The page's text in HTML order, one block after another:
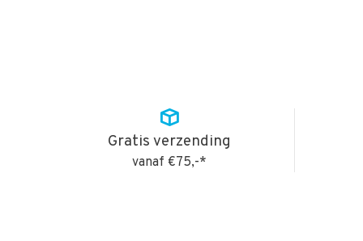
Gratis verzending
vanaf €75,-*